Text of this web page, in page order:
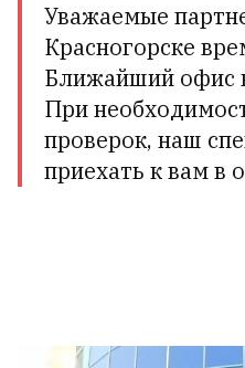
Уважаемые
Красногорске
Ближайший офис
При
проверок, наш
приехать к вам в